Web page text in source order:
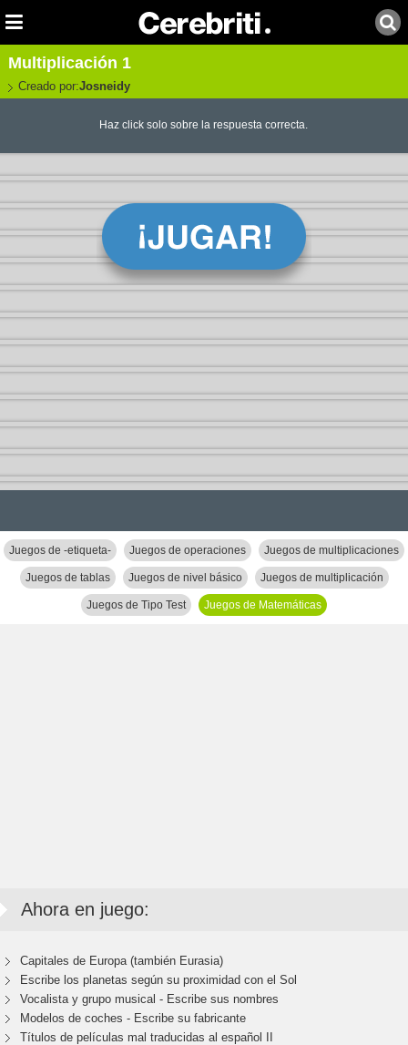
Multiplicación 1
Creado por:Josneidy
Haz click solo sobre la respuesta correcta.
Juegos de -etiqueta- Juegos de operaciones Juegos de multiplicaciones
Juegos de tablas Juegos de nivel básico Juegos de multiplicación
Juegos de Tipo Test Juegos de Matemáticas
Ahora en juego:
Capitales de Europa (también Eurasia)
Escribe los planetas según su proximidad con el Sol
Vocalista y grupo musical - Escribe sus nombres
Modelos de coches - Escribe su fabricante
Títulos de películas mal traducidas al español II